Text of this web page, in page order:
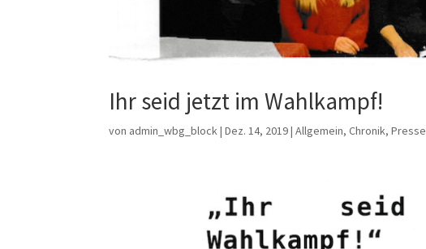
Ihr seid jetzt im Wahlkampf!
von admin_wbg_block|Dez. 14, 2019|Allgemein,Chronik,Presse